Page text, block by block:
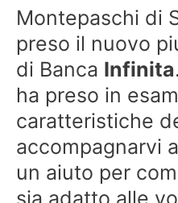
Montepaschi di
preso il nuovo
di Banca Infinita
ha preso in
caratteristiche
accompagnarvi
un aiuto per